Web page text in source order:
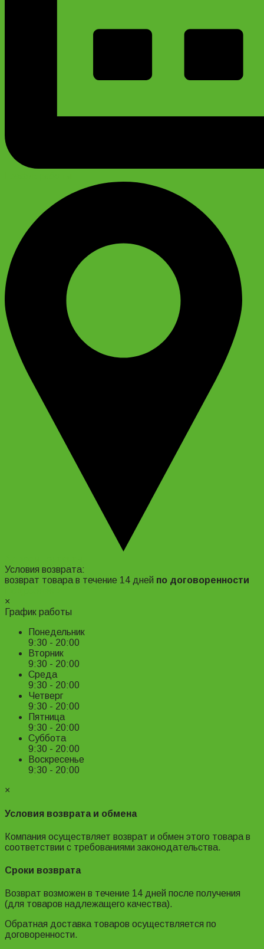
Условия возврата:
возврат товара в течение 14 дней по договоренности
×
График работы
Понедельник
9:30 - 20:00
Вторник
9:30 - 20:00
Среда
9:30 - 20:00
Четверг
9:30 - 20:00
Пятница
9:30 - 20:00
Суббота
9:30 - 20:00
Воскресенье
9:30 - 20:00
×
Условия возврата и обмена
Компания осуществляет возврат и обмен этого товара в
соответствии с требованиями законодательства.
Сроки возврата
Возврат возможен в течение 14 дней после получения
(для товаров надлежащего качества).
Обратная доставка товаров осуществляется по
договоренности.